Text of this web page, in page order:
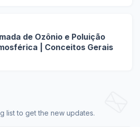
de Ozônio e Poluição
| Conceitos Gerais
list to get the new updates.